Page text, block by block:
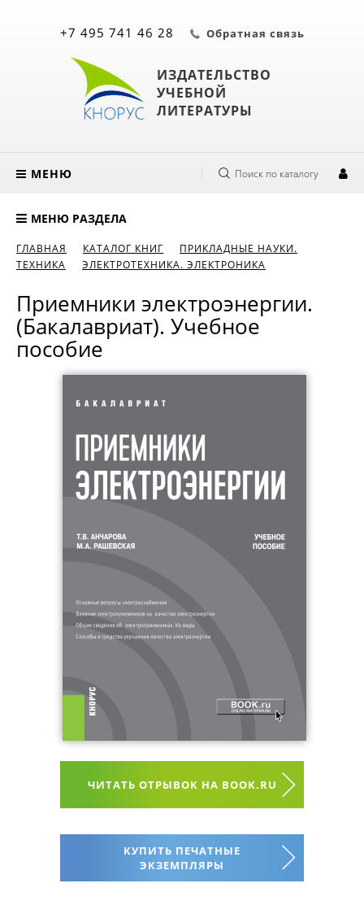
ИЗДАТЕЛЬСТВО
УЧЕБНОЙ
ЛИТЕРАТУРЫ
+7 495 741 46 28 Обратная связь
МЕНЮ Поиск по каталогу
МЕНЮ РАЗДЕЛА
ГЛАВНАЯ КАТАЛОГ КНИГ
ПРИКЛАДНЫЕ НАУКИ.
ТЕХНИКА
ЭЛЕКТРОТЕХНИКА. ЭЛЕКТРОНИКА
Приемники электроэнергии.
(Бакалавриат). Учебное
пособие
ЧИТАТЬ ОТРЫВОК НА BOOK.RU
КУПИТЬ ПЕЧАТНЫЕ
ЭКЗЕМПЛЯРЫ